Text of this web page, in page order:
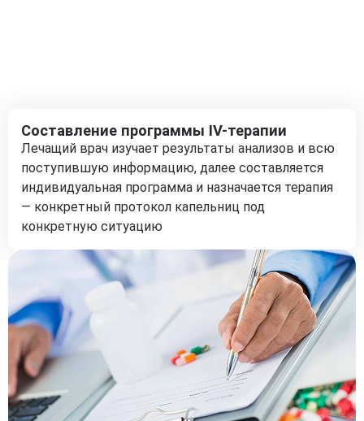
Составление программы IV-терапии
Лечащий врач изучает результаты анализов и всю
поступившую информацию, далее составляется
индивидуальная программа и назначается терапия
— конкретный протокол капельниц под
конкретную ситуацию